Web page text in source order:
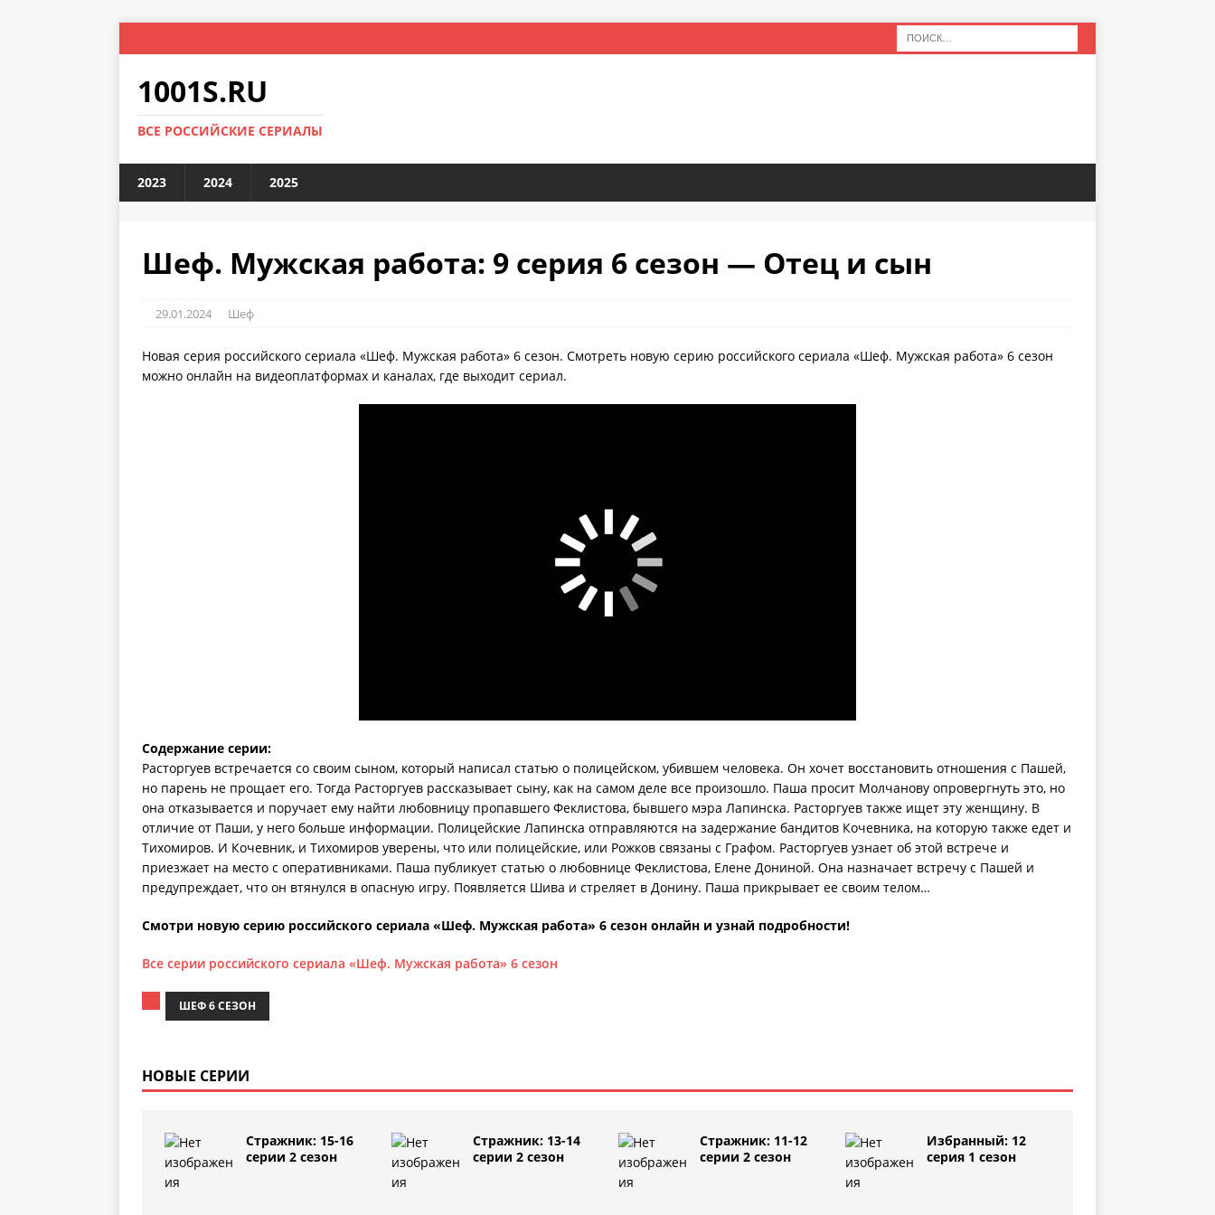
1001S.RU
ВСЕ РОССИЙСКИЕ СЕРИАЛЫ
2023 2024 2025
Шеф. Мужская работа: 9 серия 6 сезон — Отец и сын
29.01.2024 Шеф
Новая серия российского сериала «Шеф. Мужская работа» 6 сезон. Смотреть новую серию российского сериала «Шеф. Мужская работа» 6 сезон
можно онлайн на видеоплатформах и каналах, где выходит сериал.
Содержание серии:
Расторгуев встречается со своим сыном, который написал статью о полицейском, убившем человека. Он хочет восстановить отношения с Пашей,
но парень не прощает его. Тогда Расторгуев рассказывает сыну, как на самом деле все произошло. Паша просит Молчанову опровергнуть это, но
она отказывается и поручает ему найти любовницу пропавшего Феклистова, бывшего мэра Лапинска. Расторгуев также ищет эту женщину. В
отличие от Паши, у него больше информации. Полицейские Лапинска отправляются на задержание бандитов Кочевника, на которую также едет и
Тихомиров. И Кочевник, и Тихомиров уверены, что или полицейские, или Рожков связаны с Графом. Расторгуев узнает об этой встрече и
приезжает на место с оперативниками. Паша публикует статью о любовнице Феклистова, Елене Дониной. Она назначает встречу с Пашей и
предупреждает, что он втянулся в опасную игру. Появляется Шива и стреляет в Донину. Паша прикрывает ее своим телом…
Смотри новую серию российского сериала «Шеф. Мужская работа» 6 сезон онлайн и узнай подробности!
Все серии российского сериала «Шеф. Мужская работа» 6 сезон
ШЕФ 6 СЕЗОН
НОВЫЕ СЕРИИ
Стражник: 15-16
серии 2 сезон
Стражник: 13-14
серии 2 сезон
Стражник: 11-12
серии 2 сезон
Избранный: 12
серия 1 сезон